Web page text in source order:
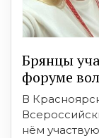
Брянцы
форуме
В
нём